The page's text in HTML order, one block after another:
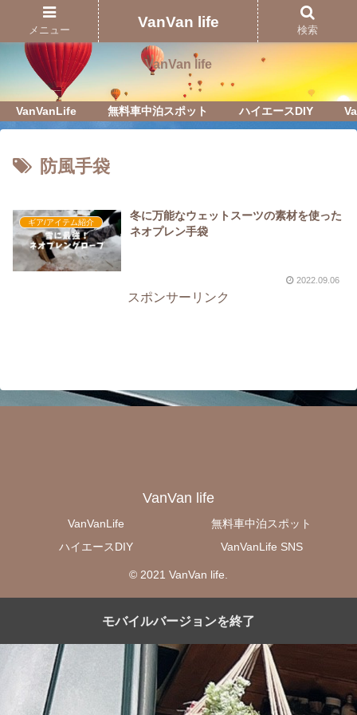
Just another WordPress site
VanVan life
VanVanLife 無料車中泊スポット ハイエースDIY
防風手袋
ギア/アイテム紹介
冬に万能なウェットスーツの素材を使った
ネオプレン手袋
2022.09.06
スポンサーリンク
VanVan life
VanVanLife
無料車中泊スポット
ハイエースDIY
VanVanLife SNS
© 2021 VanVan life.
メニュー VanVan life 検索
モバイルバージョンを終了